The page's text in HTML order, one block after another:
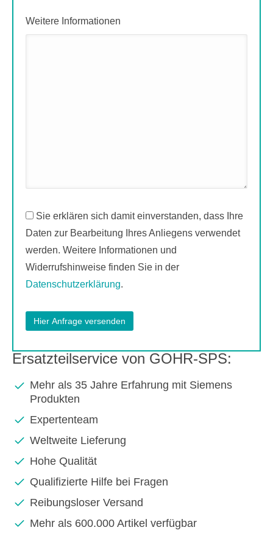
Weitere Informationen
Sie erklären sich damit einverstanden, dass Ihre
Daten zur Bearbeitung Ihres Anliegens verwendet
werden. Weitere Informationen und
Widerrufshinweise finden Sie in der
Datenschutzerklärung.
Ersatzteilservice von GOHR-SPS:
Mehr als 35 Jahre Erfahrung mit Siemens
Produkten
Expertenteam
Weltweite Lieferung
Hohe Qualität
Qualifizierte Hilfe bei Fragen
Reibungsloser Versand
Mehr als 600.000 Artikel verfügbar